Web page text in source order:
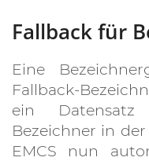
Fallback für
Eine
Fallback-
ein Datensatz
Bezeichner in
EMCS nun